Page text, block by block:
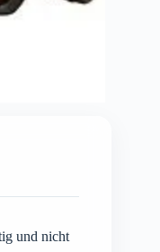
und nicht